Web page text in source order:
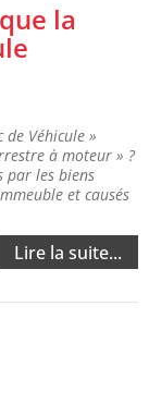
la
Véhicule »
à moteur » ?
par les biens
et causés
Lire la suite...